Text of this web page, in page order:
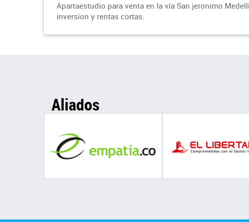
Apartaestudio para venta en la vía San jeronimo
inversion y rentas cortas.
Aliados